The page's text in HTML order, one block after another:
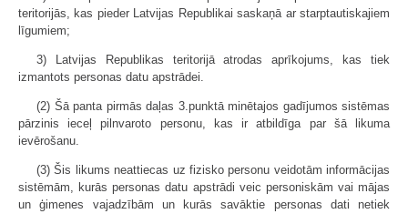
teritorijās, kas pieder Latvijas Republikai saskaņā ar starptautiskajiem
līgumiem;
3) Latvijas Republikas teritorijā atrodas aprīkojums, kas tiek
izmantots personas datu apstrādei.
(2) Šā panta pirmās daļas 3.punktā minētajos gadījumos sistēmas
pārzinis ieceļ pilnvaroto personu, kas ir atbildīga par šā likuma
ievērošanu.
(3) Šis likums neattiecas uz fizisko personu veidotām informācijas
sistēmām, kurās personas datu apstrādi veic personiskām vai mājas
un ģimenes vajadzībām un kurās savāktie personas dati netiek